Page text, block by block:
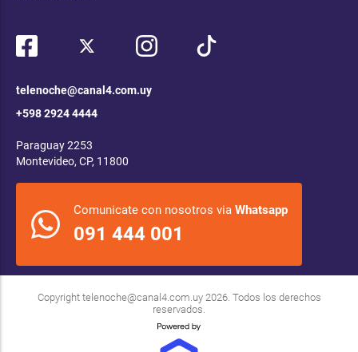
telenoche@canal4.com.uy
+598 2924 4444
Paraguay 2253
Montevideo, CP, 11800
Comunicate con nosotros via Whatsapp
091 444 001
Copyright telenoche@canal4.com.uy2026. Todos los derechos
reservados.